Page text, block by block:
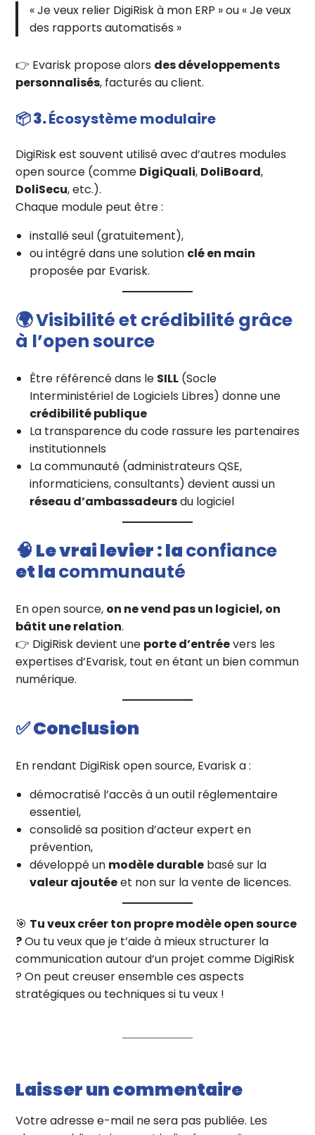
« Je veux relier DigiRisk à mon ERP » ou « Je veux
des rapports automatisés »
👉 Evarisk propose alors des développements
personnalisés, facturés au client.
📦 3.Écosystème modulaire
DigiRisk est souvent utilisé avec d’autres modules
open source (comme DigiQuali, DoliBoard,
DoliSecu, etc.).
Chaque module peut être :
installé seul (gratuitement),
ou intégré dans une solution clé en main
proposée par Evarisk.
🌍Visibilité et crédibilité grâce
à l’open source
Être référencé dans le SILL(Socle
Interministériel de Logiciels Libres) donne une
crédibilité publique
La transparence du code rassure les partenaires
institutionnels
La communauté (administrateurs QSE,
informaticiens, consultants) devient aussi un
réseau d’ambassadeursdu logiciel
🧠 Le vrai levier : laconfiance
et lacommunauté
En open source, on ne vend pas un logiciel, on
bâtit une relation.
👉 DigiRisk devient une porte d’entréevers les
expertises d’Evarisk, tout en étant un bien commun
numérique.
✅ Conclusion
En rendant DigiRisk open source, Evarisk a :
démocratisé l’accès à un outil réglementaire
essentiel,
consolidé sa position d’acteur expert en
prévention,
développé un modèle durablebasé sur la
valeur ajoutéeet non sur la vente de licences.
🎯 Tu veux créer ton propre modèle open source
?Ou tu veux que je t’aide à mieux structurer la
communication autour d’un projet comme DigiRisk
? On peut creuser ensemble ces aspects
stratégiques ou techniques si tu veux !
Laisser un commentaire
Votre adresse e-mail ne sera pas publiée. Les